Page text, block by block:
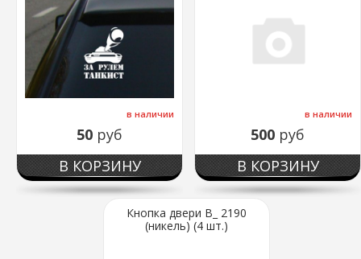
в наличии
50 руб
В КОРЗИНУ
в наличии
500 руб
В КОРЗИНУ
Кнопка двери В_ 2190
(никель) (4 шт.)